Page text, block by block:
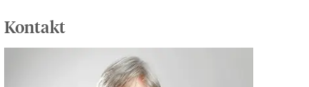
Kontakt